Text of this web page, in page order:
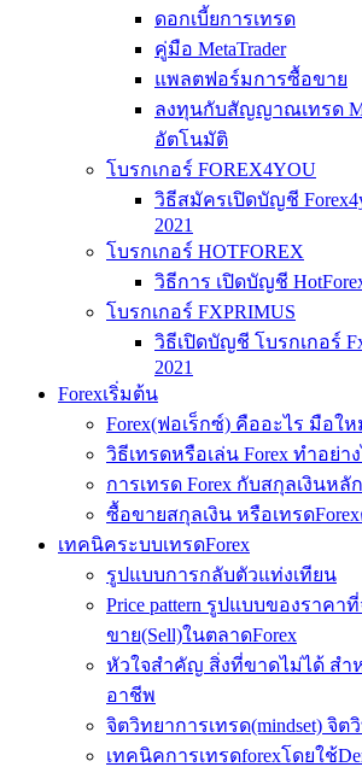
ดอกเบี้ยการเทรด
คู่มือ MetaTrader
แพลตฟอร์มการซื้อขาย
ลงทุนกับสัญญาณเทรด
อัตโนมัติ
โบรกเกอร์ FOREX4YOU
วิธีสมัครเปิดบัญชี
2021
โบรกเกอร์ HOTFOREX
วิธีการ เปิดบัญชี
โบรกเกอร์ FXPRIMUS
วิธีเปิดบัญชี โบรกเกอร์
2021
Forexเริ่มต้น
Forex(ฟอเร็กซ์) คืออะไร มือใ
วิธีเทรดหรือเล่น Forex ทำอย่าง
การเทรด Forex กับสกุลเงินห
ซื้อขายสกุลเงิน หรือเทรด
เทคนิคระบบเทรดForex
รูปแบบการกลับตัวแท่งเทียน
Price pattern รูปแบบของราคา
ขาย(Sell)ในตลาดForex
หัวใจสำคัญ สิ่งที่ขาดไม่ได้ สำห
อาชีพ
จิตวิทยาการเทรด(mindset) จิต
เทคนิคการเทรดforexโดยใช้